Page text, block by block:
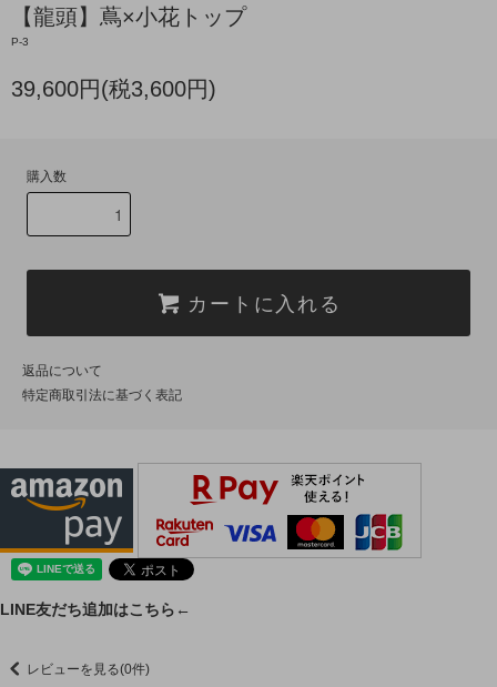
【龍頭】蔦×小花トップ
P-3
39,600円(税3,600円)
購入数
カートに入れる
返品について
特定商取引法に基づく表記
LINE友だち追加はこちら←
レビューを見る(0件)